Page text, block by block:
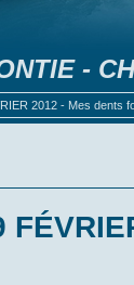
-
2012 - Mes dents